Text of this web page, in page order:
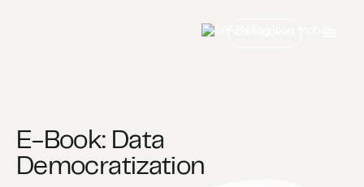
E-Book: Data
Democratization